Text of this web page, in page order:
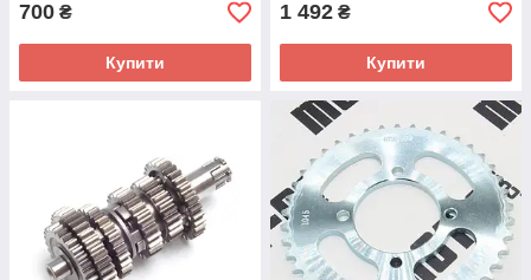
700 ₴
Купити
1 492 ₴
Купити